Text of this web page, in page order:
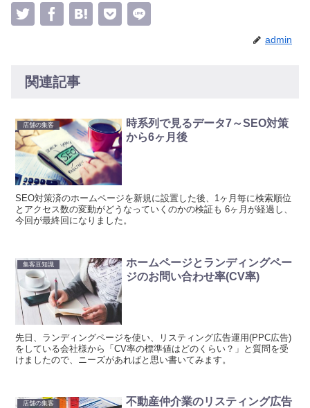
admin
関連記事
店舗の集客
時系列で見るデータ7～SEO対策
から6ヶ月後
SEO対策済のホームページを新規に設置した後、1ヶ月毎に検索順位
とアクセス数の変動がどうなっていくのかの検証も 6ヶ月が経過し、
今回が最終回になりました。
集客豆知識
ホームページとランディングペー
ジのお問い合わせ率(CV率)
先日、ランディングページを使い、リスティング広告運用(PPC広告)
をしている会社様から「CV率の標準値はどのくらい？」と質問を受
けましたので、ニーズがあればと思い書いてみます。
店舗の集客
不動産仲介業のリスティング広告